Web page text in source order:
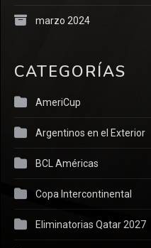
marzo 2024
CATEGORÍAS
AmeriCup
Argentinos en el Exterior
BCL Américas
Copa Intercontinental
Eliminatorias Qatar 2027